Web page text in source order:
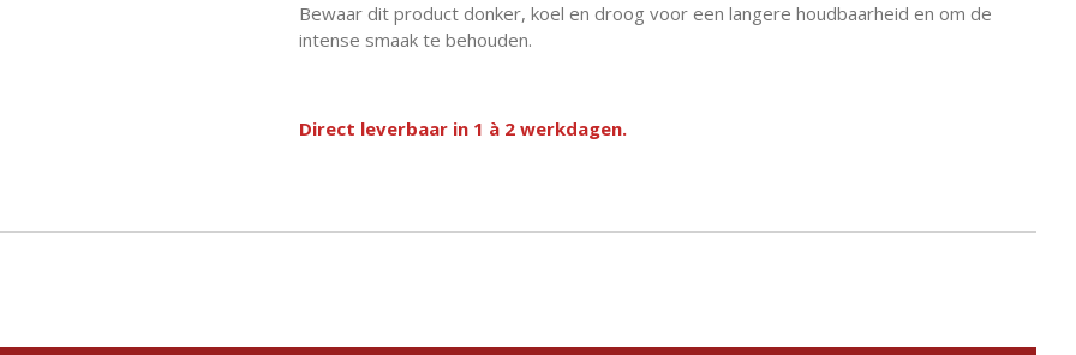
Bewaar dit product donker, koel en droog voor een langere houdbaarheid en om de
intense smaak te behouden.
Direct leverbaar in 1 à 2 werkdagen.